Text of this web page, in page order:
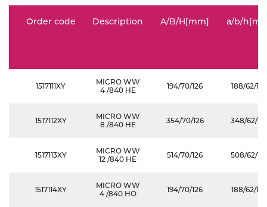
Order code Description A/B/H[mm] a/b/
1517111XY
MICRO WW
4 /840 HE
194/70/126 188/62/
1517112XY
MICRO WW
8 /840 HE
354/70/126 348/62/
1517113XY
MICRO WW
12 /840 HE
514/70/126 508/62/
1517114XY
MICRO WW
4 /840 HO
194/70/126 188/62/